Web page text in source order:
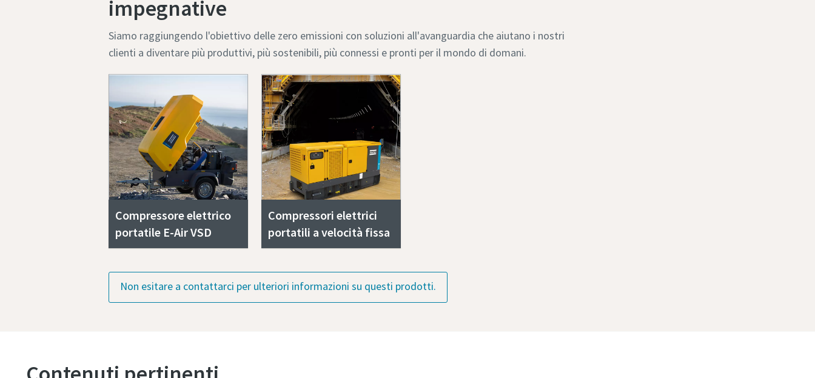
impegnative
Siamo raggiungendo l'obiettivo delle zero emissioni con soluzioni all'avanguardia che aiutano i nostri
clienti a diventare più produttivi, più sostenibili, più connessi e pronti per il mondo di domani.
Compressore elettrico
portatile E-Air VSD
Compressori elettrici
portatili a velocità fissa
Non esitare a contattarci per ulteriori informazioni su questi prodotti.